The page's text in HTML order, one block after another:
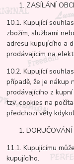
ZASÍLÁNÍ
10.1. Kupující
zbožím, službami
adresu kupujícího a
prodávajícím na
10.2. Kupující
případě, že je nákup
prodávajícího z
tzv. cookies na
předchozí věty
DORUČOVÁNÍ
11.1. Kupujícímu
kupujícího.